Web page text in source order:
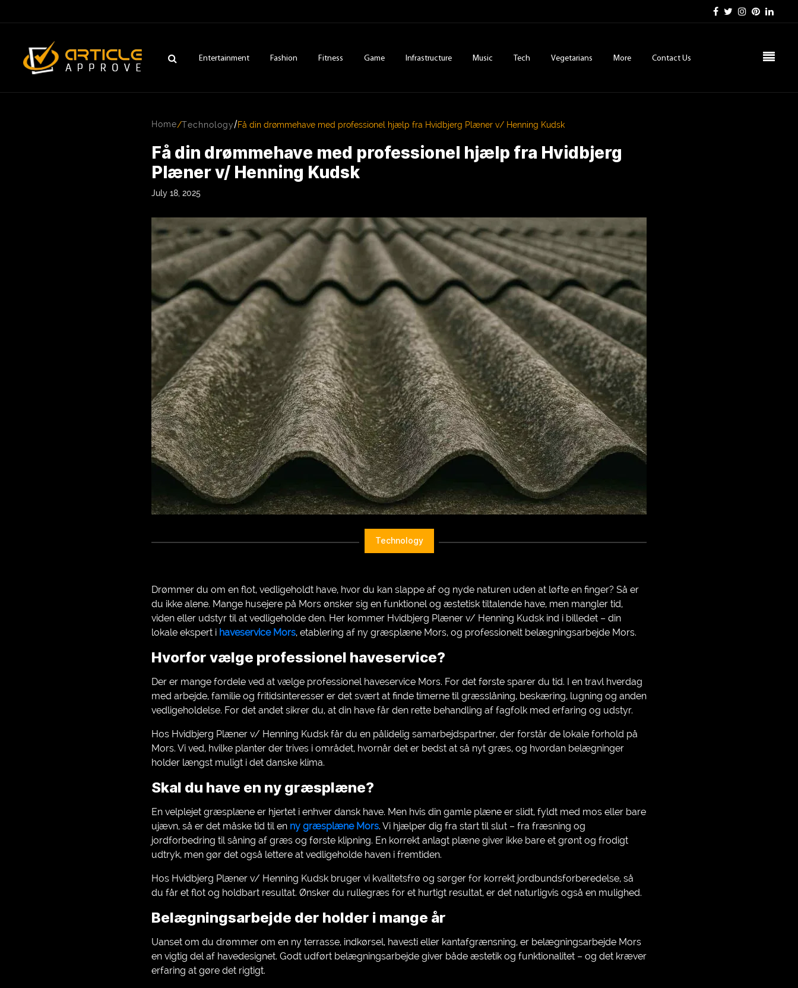
Entertainment Fashion Fitness Game Infrastructure Music Tech Vegetarians More Contact Us
Home/Technology/Få din drømmehave med professionel hjælp fra Hvidbjerg Plæner v/ Henning Kudsk
Få din drømmehave med professionel hjælp fra Hvidbjerg
Plæner v/ Henning Kudsk
July 18, 2025
Technology
Drømmer du om en flot, vedligeholdt have, hvor du kan slappe af og nyde naturen uden at løfte en finger? Så er
du ikke alene. Mange husejere på Mors ønsker sig en funktionel og æstetisk tiltalende have, men mangler tid,
viden eller udstyr til at vedligeholde den. Her kommer Hvidbjerg Plæner v/ Henning Kudsk ind i billedet – din
lokale ekspert i haveservice Mors, etablering af ny græsplæne Mors, og professionelt belægningsarbejde Mors.
Hvorfor vælge professionel haveservice?
Der er mange fordele ved at vælge professionel haveservice Mors. For det første sparer du tid. I en travl hverdag
med arbejde, familie og fritidsinteresser er det svært at finde timerne til græsslåning, beskæring, lugning og anden
vedligeholdelse. For det andet sikrer du, at din have får den rette behandling af fagfolk med erfaring og udstyr.
Hos Hvidbjerg Plæner v/ Henning Kudsk får du en pålidelig samarbejdspartner, der forstår de lokale forhold på
Mors. Vi ved, hvilke planter der trives i området, hvornår det er bedst at så nyt græs, og hvordan belægninger
holder længst muligt i det danske klima.
Skal du have en ny græsplæne?
En velplejet græsplæne er hjertet i enhver dansk have. Men hvis din gamle plæne er slidt, fyldt med mos eller bare
ujævn, så er det måske tid til en ny græsplæne Mors. Vi hjælper dig fra start til slut – fra fræsning og
jordforbedring til såning af græs og første klipning. En korrekt anlagt plæne giver ikke bare et grønt og frodigt
udtryk, men gør det også lettere at vedligeholde haven i fremtiden.
Hos Hvidbjerg Plæner v/ Henning Kudsk bruger vi kvalitetsfrø og sørger for korrekt jordbundsforberedelse, så
du får et flot og holdbart resultat. Ønsker du rullegræs for et hurtigt resultat, er det naturligvis også en mulighed.
Belægningsarbejde der holder i mange år
Uanset om du drømmer om en ny terrasse, indkørsel, havesti eller kantafgrænsning, er belægningsarbejde Mors
en vigtig del af havedesignet. Godt udført belægningsarbejde giver både æstetik og funktionalitet – og det kræver
erfaring at gøre det rigtigt.